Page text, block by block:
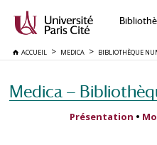
ACCUEIL MEDICA BIBLIOTHÈQUE
Medica —
Présentation •